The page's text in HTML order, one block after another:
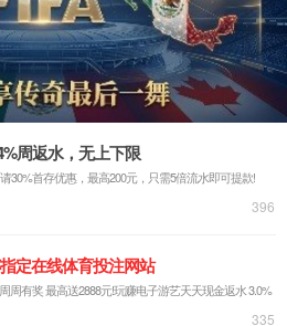
程
2024-03-27
一页 1 下一页